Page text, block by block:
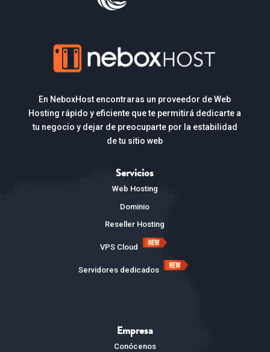
En NeboxHost encontraras un proveedor de Web
Hosting rápido y eficiente que te permitirá dedicarte a
tu negocio y dejar de preocuparte por la estabilidad
de tu sitio web
Servicios
Web Hosting
Dominio
Reseller Hosting
VPS Cloud
Servidores dedicados
Empresa
Conócenos